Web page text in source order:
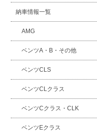
納車情報一覧
AMG
ベンツA・B・その他
ベンツCLS
ベンツCLクラス
ベンツCクラス・CLK
ベンツEクラス